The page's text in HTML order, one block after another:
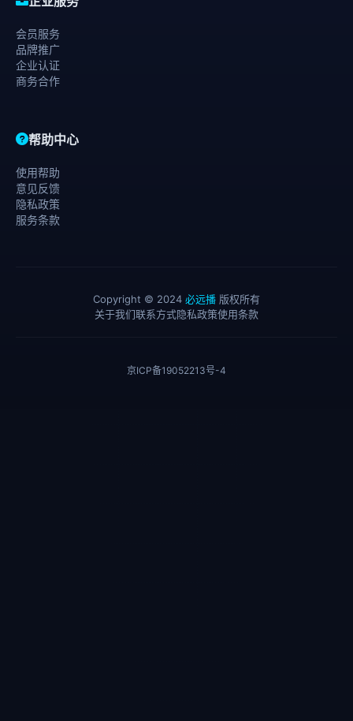
会员服务
品牌推广
企业认证
商务合作
帮助中心
使用帮助
意见反馈
隐私政策
服务条款
Copyright © 2024 必远播 版权所有
关于我们联系方式隐私政策使用条款
京ICP备19052213号-4